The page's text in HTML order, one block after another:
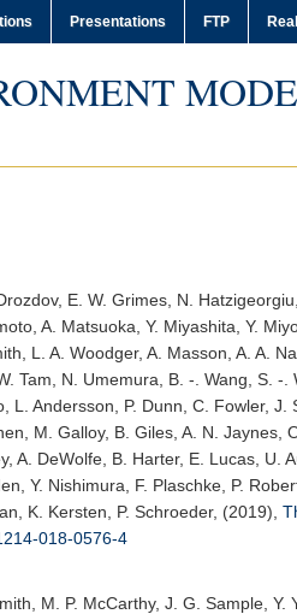
Presentations FTP
Drozdov, E. W. Grimes, N.
A. Matsuoka, Y. Miyashita, Y.
L. A. Woodger, A. Masson, A. A.
Tam, N. Umemura, B. -. Wang, S.
L. Andersson, P. Dunn, C. Fowler,
M. Galloy, B. Giles, A. N. Jaynes,
A. DeWolfe, B. Harter, E. Lucas,
Y. Nishimura, F. Plaschke, P.
K. Kersten, P. Schroeder, (2019),
018-0576-4
M. P. McCarthy, J. G. Sample,